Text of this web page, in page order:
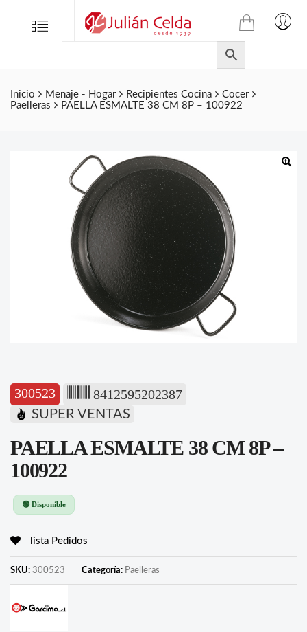
Menu
TIENDA
ONLINE
DE
JULIAN
CELDA
S.L.
Inicio Menaje - Hogar Recipientes Cocina
Cocer
Paelleras
PAELLA ESMALTE 38 CM 8P – 100922
300523 8412595202387
SUPER VENTAS
PAELLA ESMALTE 38 CM 8P –
100922
🟢 Disponible
lista Pedidos
SKU: 300523 Categoría: Paelleras
Folletos
Contacto